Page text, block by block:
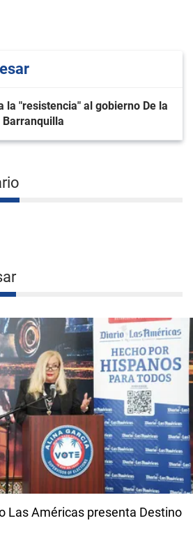
la "resistencia" al gobierno De la
Barranquilla
Las Américas presenta Destino